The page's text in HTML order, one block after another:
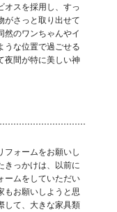
オスを採用し、すっ
がさっと取り出せて
然のワンちゃんやイ
うな位置で過ごせる
夜間が特に美しい神
フォームをお願いし
きっかけは、以前に
ームをしていただい
もお願いしようと思
して、大きな家具類